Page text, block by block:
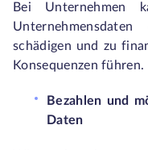
Bei Unternehmen
schädigen und zu
Konsequenzen führen.
Bezahlen und
Daten